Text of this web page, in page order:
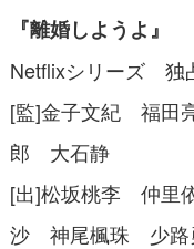
『離婚しようよ』
Netflixシリーズ 独
[監]金子文紀 福田
郎 大石静
[出]松坂桃李 仲
沙 神尾楓珠 少